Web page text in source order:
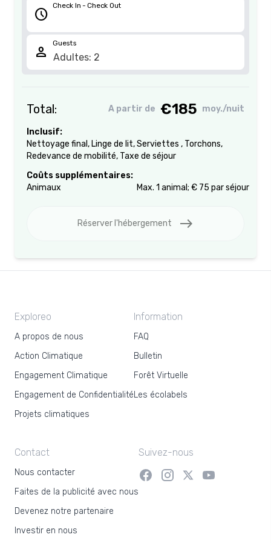
schedule
Check In - Check Out
person
Guests
Total: A partir de €185 moy./nuit
Inclusif:
Nettoyage final , Linge de lit,Serviettes , Torchons,
Redevance de mobilité, Taxe de séjour
Coûts supplémentaires:
Animaux
Max. 1 animal; € 75 par séjour
Réserver l'hébergement east
Exploreo
A propos de nous
Action Climatique
Engagement Climatique
Engagement de Confidentialité
Projets climatiques
Information
FAQ
Bulletin
Forêt Virtuelle
Les écolabels
Contact
Nous contacter
Faites de la publicité avec nous
Devenez notre partenaire
Investir en nous
Suivez-nous